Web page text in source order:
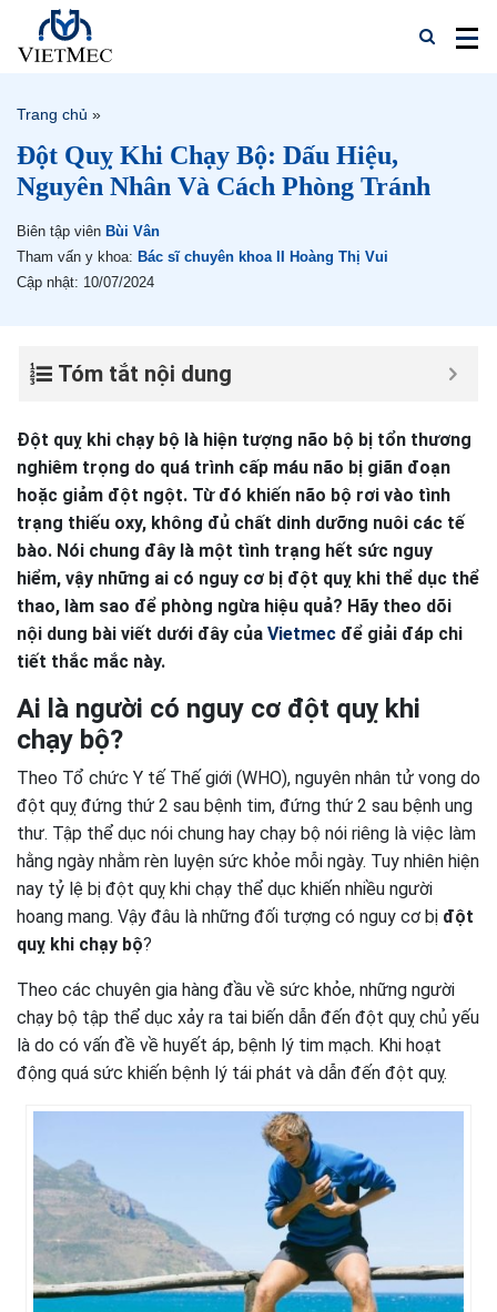
Trang chủ »
Đột Quỵ Khi Chạy Bộ: Dấu Hiệu,
Nguyên Nhân Và Cách Phòng Tránh
Biên tập viên Bùi Vân
Tham vấn y khoa: Bác sĩ chuyên khoa II Hoàng Thị Vui
Cập nhật: 10/07/2024
Tóm tắt nội dung
Đột quỵ khi chạy bộ là hiện tượng não bộ bị tổn thương
nghiêm trọng do quá trình cấp máu não bị giãn đoạn
hoặc giảm đột ngột. Từ đó khiến não bộ rơi vào tình
trạng thiếu oxy, không đủ chất dinh dưỡng nuôi các tế
bào. Nói chung đây là một tình trạng hết sức nguy
hiểm, vậy những ai có nguy cơ bị đột quỵ khi thể dục thể
thao, làm sao để phòng ngừa hiệu quả? Hãy theo dõi
nội dung bài viết dưới đây của Vietmec để giải đáp chi
tiết thắc mắc này.
Ai là người có nguy cơ đột quỵ khi
chạy bộ?
Theo Tổ chức Y tế Thế giới (WHO), nguyên nhân tử vong do
đột quỵ đứng thứ 2 sau bệnh tim, đứng thứ 2 sau bệnh ung
thư. Tập thể dục nói chung hay chạy bộ nói riêng là việc làm
hằng ngày nhằm rèn luyện sức khỏe mỗi ngày. Tuy nhiên hiện
nay tỷ lệ bị đột quỵ khi chạy thể dục khiến nhiều người
hoang mang. Vậy đâu là những đối tượng có nguy cơ bị đột
quỵ khi chạy bộ?
Theo các chuyên gia hàng đầu về sức khỏe, những người
chạy bộ tập thể dục xảy ra tai biến dẫn đến đột quỵ chủ yếu
là do có vấn đề về huyết áp, bệnh lý tim mạch. Khi hoạt
động quá sức khiến bệnh lý tái phát và dẫn đến đột quỵ.